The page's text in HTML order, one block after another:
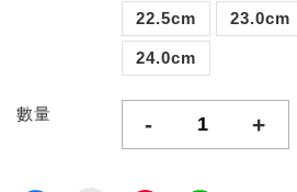
22.5cm 23.0cm
24.0cm
數量 - +